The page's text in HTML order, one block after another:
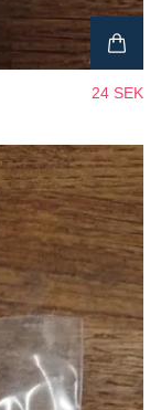
24 SEK